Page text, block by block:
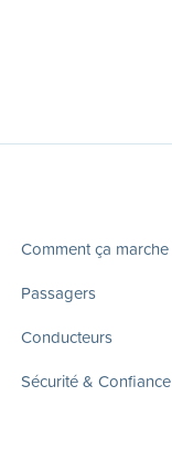
Comment ça marche
Passagers
Conducteurs
Sécurité & Confiance